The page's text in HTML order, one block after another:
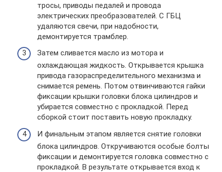
тросы, приводы педалей и провода
электрических преобразователей. С ГБЦ
удаляются свечи, при надобности,
демонтируется трамблер.
Затем сливается масло из мотора и
охлаждающая жидкость. Открывается крышка
привода газораспределительного механизма и
снимается ремень. Потом отвинчиваются гайки
фиксации крышки головки блока цилиндров и
убирается совместно с прокладкой. Перед
сборкой стоит поставить новую прокладку.
И финальным этапом является снятие головки
блока цилиндров. Откручиваются особые болты
фиксации и демонтируется головка совместно с
прокладкой. В результате открывается вход к